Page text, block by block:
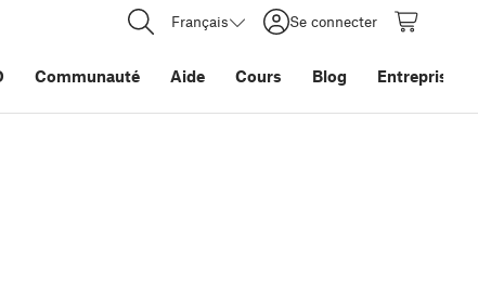
Français Se connecter
Communauté Aide Cours Blog Entreprise